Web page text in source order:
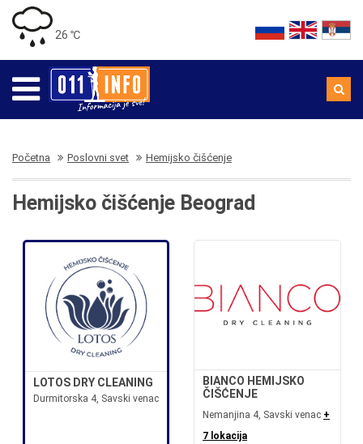
26 ℃
Početna Poslovni svet Hemijsko čišćenje
Hemijsko čišćenje Beograd
LOTOS DRY CLEANING
Durmitorska 4, Savski venac
BIANCO HEMIJSKO
ČIŠĆENJE
Nemanjina 4, Savski venac +
7 lokacija